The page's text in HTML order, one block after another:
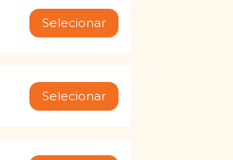
Selecionar
Selecionar